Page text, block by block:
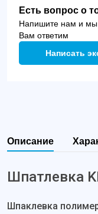
Есть вопрос о
Напишите нам и мы
Вам ответим
Написать
Описание
Шпатлевка
Шпаклевка